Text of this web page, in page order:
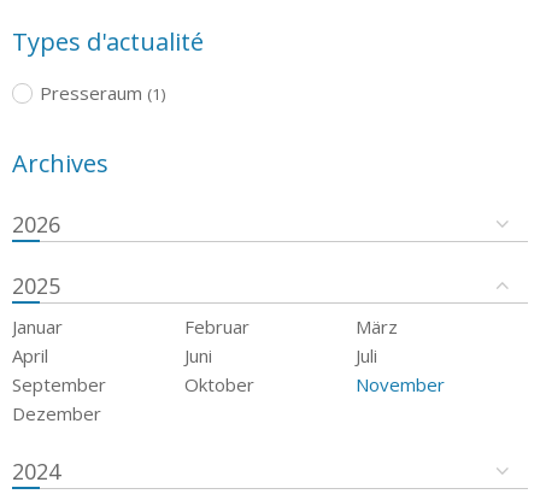
Types d'actualité
Presseraum (1)
Archives
2026
2025
Januar Februar
März
April
Juni
Juli
September
Oktober
November
Dezember
2024